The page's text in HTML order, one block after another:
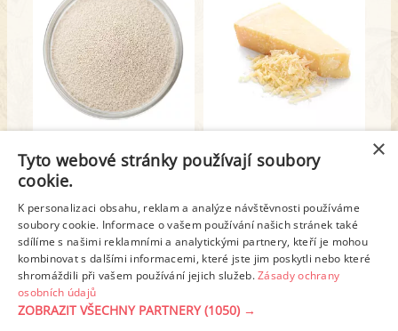
637.00 mg / 100 g
SUŠENÉ DROŽDÍ
627.00 mg / 100 g
PARMAZÁN STROUHANÝ
1 2 3 4 5 6
Další stránka >
×
Tyto webové stránky používají soubory
cookie.
K personalizaci obsahu, reklam a analýze návštěvnosti používáme
soubory cookie. Informace o vašem používání našich stránek také
sdílíme s našimi reklamními a analytickými partnery, kteří je mohou
kombinovat s dalšími informacemi, které jste jim poskytli nebo které
shromáždili při vašem používání jejich služeb.Zásady ochrany
osobních údajů
ZOBRAZIT VŠECHNY PARTNERY(1050) →